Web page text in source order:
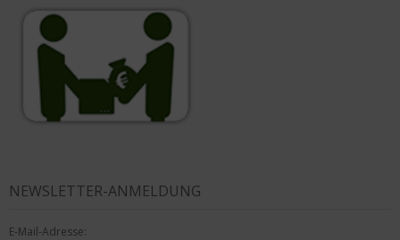
NEWSLETTER-ANMELDUNG
E-Mail-Adresse: